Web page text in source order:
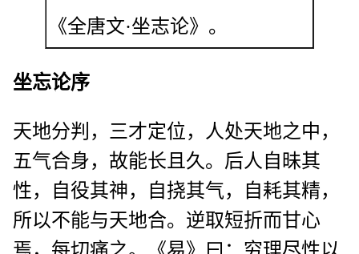
《全唐文·坐志论》。
坐忘论序
天地分判，三才定位，人处天地之中，
五气合身，故能长且久。后人自昧其
性，自役其神，自挠其气，自耗其精，
所以不能与天地合。逆取短折而甘心